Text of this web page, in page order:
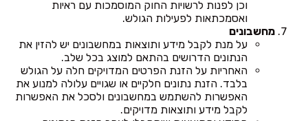
וכן לפנות לרשויות החוק המוסמכות עם ראיות
ואסמכתאות לפעילות הגולש.
מחשבונים
על מנת לקבל מידע ותוצאות במחשבונים יש להזין את
הנתונים הדרושים בהתאם למוצג בכל שלב.
האחריות על הזנת הפרטים המדויקים חלה על הגולש
בלבד. הזנת נתונים חלקיים או שגויים עלולה למנוע את
האפשרות להשתמש במחשבונים ולסכל את האפשרות
לקבל מידע ותוצאות מדויקים.